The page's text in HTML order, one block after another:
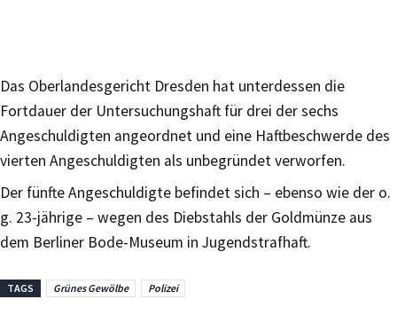
Das Oberlandesgericht Dresden hat unterdessen die
Fortdauer der Untersuchungshaft für drei der sechs
Angeschuldigten angeordnet und eine Haftbeschwerde des
vierten Angeschuldigten als unbegründet verworfen.
Der fünfte Angeschuldigte befindet sich – ebenso wie der o.
g. 23-jährige – wegen des Diebstahls der Goldmünze aus
dem Berliner Bode-Museum in Jugendstrafhaft.
TAGS Grünes Gewölbe Polizei